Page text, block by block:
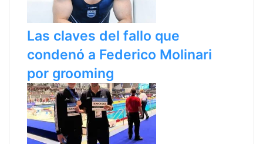
Las claves del fallo que
condenó a Federico Molinari
por grooming